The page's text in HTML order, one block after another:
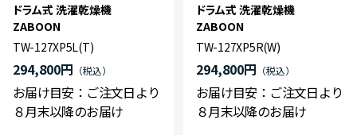
ドラム式 洗濯乾燥機
ZABOON
TW-127XP5L(T)
294,800円
お届け目安：ご注文日より
８月末以降のお届け
ドラム式 洗濯乾燥機
ZABOON
TW-127XP5R(W)
294,800円
お届け目安：ご注文日より
８月末以降のお届け